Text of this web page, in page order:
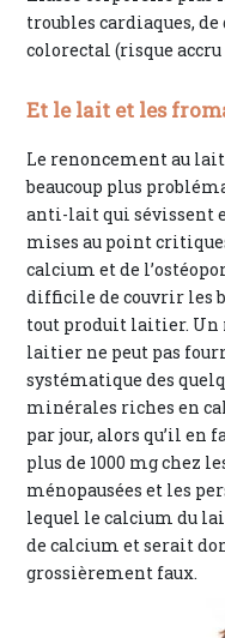
troubles cardiaques, de
colorectal (risque accru
Et le lait et les
Le renoncement au
beaucoup plus
anti-lait qui sévissent
mises au point
calcium et de
difficile de couvrir les
tout produit laitier. Un
laitier ne peut pas
systématique des
minérales riches en
par jour, alors qu’il en
plus de 1000 mg chez
ménopausées et les
lequel le calcium du
de calcium et serait
grossièrement faux.